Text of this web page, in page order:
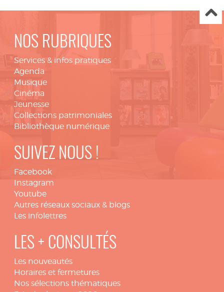
NOS RUBRIQUES
Services & infos pratiques
Agenda
Musique
Cinéma
Jeunesse
Collections patrimoniales
Bibliothèque numérique
SUIVEZ NOUS !
Facebook
Instagram
Youtube
Autres réseaux sociaux & blogs
Les infolettres
LES + CONSULTÉS
Les nouveautés
Horaires et fermetures
Nos sélections thématiques